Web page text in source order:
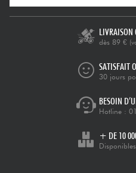
LIVRAISON
dès 89 €
SATISFAIT
30 jours
BESOIN
Hotline :
+ DE 10